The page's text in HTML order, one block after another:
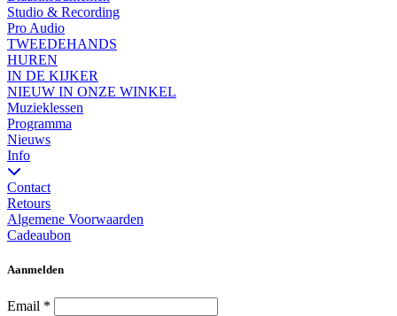
Studio & Recording
Pro Audio
TWEEDEHANDS
HUREN
IN DE KIJKER
NIEUW IN ONZE WINKEL
Muzieklessen
Programma
Nieuws
Info
Contact
Retours
Algemene Voorwaarden
Cadeaubon
Aanmelden
Email *